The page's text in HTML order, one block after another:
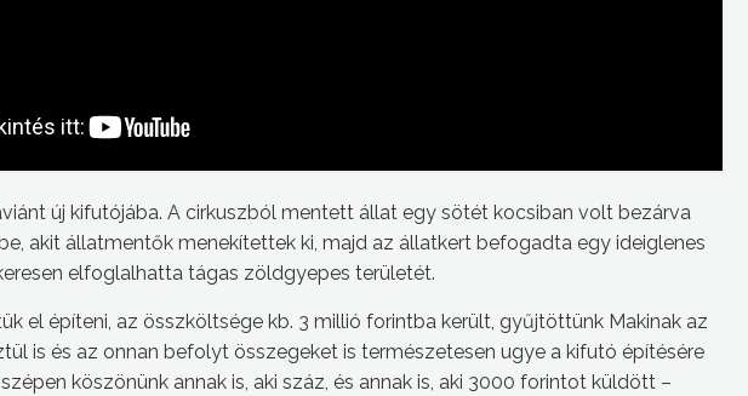
új kifutójába. A cirkuszból mentett állat egy sötét kocsiban volt bezárva
akit állatmentők menekítettek ki, majd az állatkert befogadta egy ideiglenes
elfoglalhatta tágas zöldgyepes területét.
el építeni, az összköltsége kb. 3 millió forintba került, gyűjtöttünk Makinak az
is és az onnan befolyt összegeket is természetesen ugye a kifutó építésére
köszönünk annak is, aki száz, és annak is, aki 3000 forintot küldött –